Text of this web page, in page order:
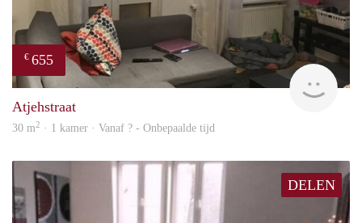
€ 655
Atjehstraat
30 m2 · 1 kamer · Vanaf ? - Onbepaalde tijd
DELEN